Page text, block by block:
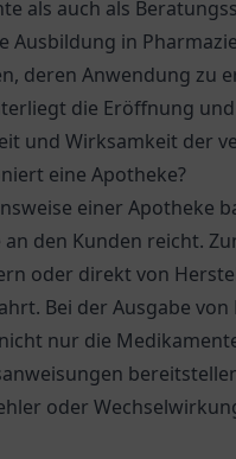
als auch als
Ausbildung in
deren Anwendung zu
die Eröffnung
und Wirksamkeit der
eine Apotheke?
einer Apotheke
an den Kunden reicht.
oder direkt von
Bei der Ausgabe
nur die
oder